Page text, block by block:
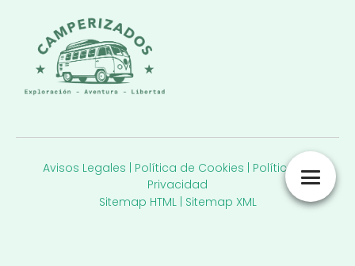
Avisos Legales | Política de Cookies | Política de
Privacidad
Sitemap HTML| Sitemap XML